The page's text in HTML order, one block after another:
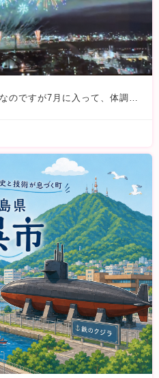
いつもは健康には自信がある私なのですが7月に入って、体調不良でお仕事もゴーゴーもセーブしていました